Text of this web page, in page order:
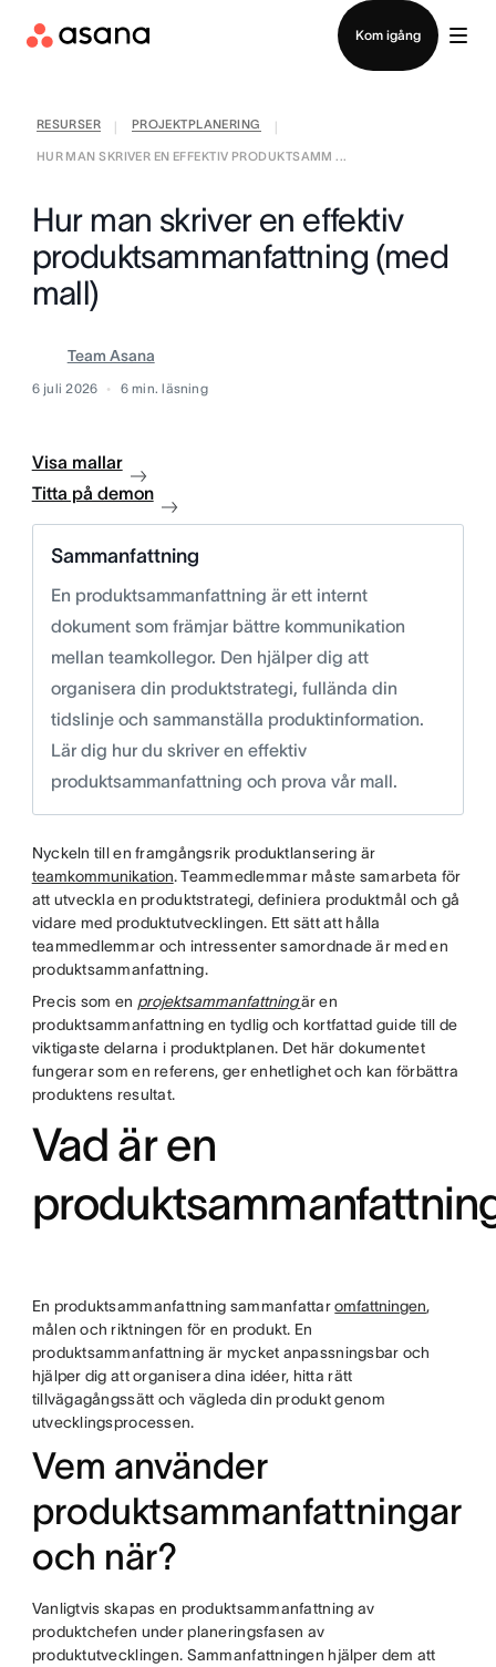
Kom igång
RESURSER PROJEKTPLANERING
HUR MAN SKRIVER EN EFFEKTIV PRODUKTSAMM ...
Hur man skriver en effektiv
produktsammanfattning (med
mall)
Team Asana
6 juli 2026 6 min. läsning
Visa mallar
Titta på demon
Sammanfattning
En produktsammanfattning är ett internt
dokument som främjar bättre kommunikation
mellan teamkollegor. Den hjälper dig att
organisera din produktstrategi, fullända din
tidslinje och sammanställa produktinformation.
Lär dig hur du skriver en effektiv
produktsammanfattning och prova vår mall.
Nyckeln till en framgångsrik produktlansering är
teamkommunikation. Teammedlemmar måste samarbeta för
att utveckla en produktstrategi, definiera produktmål och gå
vidare med produktutvecklingen. Ett sätt att hålla
teammedlemmar och intressenter samordnade är med en
produktsammanfattning.
Precis som en projektsammanfattning är en
produktsammanfattning en tydlig och kortfattad guide till de
viktigaste delarna i produktplanen. Det här dokumentet
fungerar som en referens, ger enhetlighet och kan förbättra
produktens resultat.
Vad är en
En produktsammanfattning sammanfattaromfattningen,
målen och riktningen för en produkt. En
produktsammanfattning är mycket anpassningsbar och
hjälper dig att organisera dina idéer, hitta rätt
tillvägagångssätt och vägleda din produkt genom
utvecklingsprocessen.
Vem använder
produktsammanfattningar
och när?
Vanligtvis skapas en produktsammanfattning av
produktchefen under planeringsfasen av
produktutvecklingen. Sammanfattningen hjälper dem att